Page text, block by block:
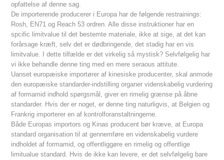
opfattelse af denne sag.
De importerende producerer i Europa har de følgende restrainings:
Rosh, EN71 og Reach 53 ordren. Alle disse instruktioner har en
spcific limitvalue til det bestemte materiale, ikke at sige, at det kan
forårsage kræft, selv det er dødbringende, det stadig har en vis
limitvalue. I dette tilfælde er det virkelig så mystisk? Selvfølgelig har
vi ikke behandle denne ting med en mere seraous attitute.
Uanset europæiske importører af kinesiske producenter, skal anmode
den europæiske standarder-indstilling organer videnskabelig vurdering
af formamid indhold spørgsmål, giver en rimelig grænse på åbne
standarder. Hvis der er noget, er denne ting naturligvis, at Belgien og
Frankrig importerer en af kontrolforanstaltningerne.
Både Europas importors og Kinas producent bør kræve, at Europa
standard organisation til at gennemføre en videnskabelig vurdere
indholdet af formamid, og offentliggøre en rimelig og offentlige
limitualue standard. Hvis de ikke kan levere, er det selvfølgelig bare